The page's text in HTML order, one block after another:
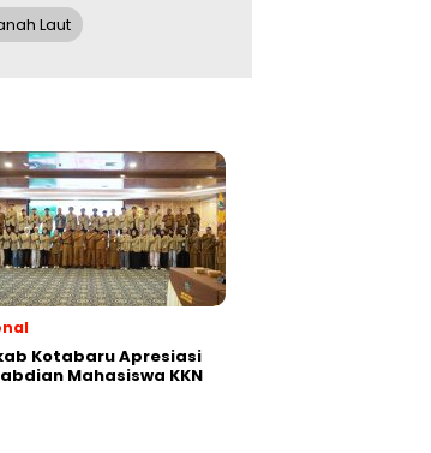
Laut
Kotabaru Apresiasi
Mahasiswa KKN